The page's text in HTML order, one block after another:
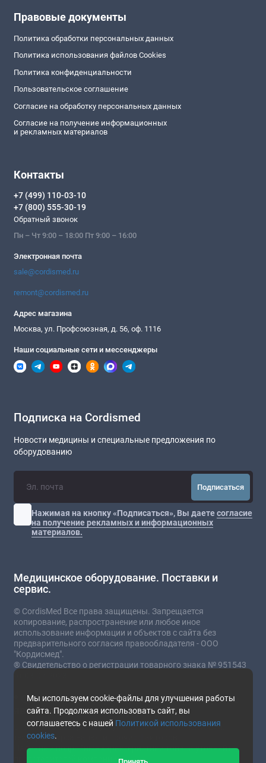
Мы используем cookie-файлы для улучшения работы
сайта. Продолжая использовать сайт, вы
соглашаетесь с нашей Политикой использования
cookies.
Правовые документы
Политика обработки персональных данных
Политика использования файлов Cookies
Политика конфиденциальности
Пользовательское соглашение
Согласие на обработку персональных данных
Согласие на получение информационных
и рекламных материалов
Контакты
+7 (499) 110-03-10
+7 (800) 555-30-19
Обратный звонок
Пн – Чт 9:00 – 18:00 Пт 9:00 – 16:00
Электронная почта
sale@cordismed.ru
remont@cordismed.ru
Адрес магазина
Москва, ул. Профсоюзная, д. 56, оф. 1116
Наши социальные сети и мессенджеры
Подписка на Cordismed
Новости медицины и специальные предложения по
оборудованию
Подписаться
Нажимая на кнопку «Подписаться», Вы даетесогласие
на получение рекламных и информационных
материалов.
Медицинское оборудование. Поставки и
сервис.
© CordisMed Все права защищены. Запрещается
копирование, распространение или любое иное
использование информации и объектов с сайта без
предварительного согласия правообладателя - ООО
"Кордисмед".
® Свидетельство о регистрации товарного знака № 951543
от 03.07.2023
* Сайт носит информационный характер и не
является публичной офертой.
Стоимость товаров и услуг зависит от комплектации,
текущего курса валют и прочих факторов.
Наличие и подробные характеристики товара уточняйте у
представителей компании.